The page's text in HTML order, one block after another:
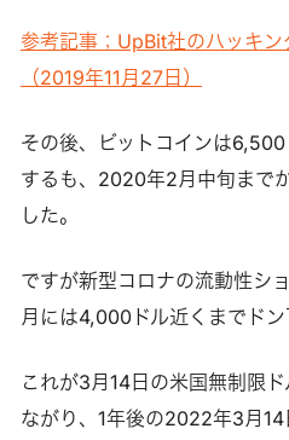
参考記事；UpBit社のハッキ
（2019年11月27日）
その後、ビットコインは
するも、2020年2月中旬まで
した。
ですが新型コロナの流動性シ
月には4,000ドル近くまでドン
これが3月14日の米国無制限
ながり、1年後の2022年3月